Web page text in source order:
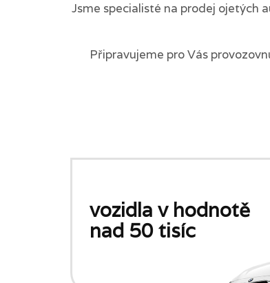
Jsme specialisté na prodej ojetých
Připravujeme pro Vás
vozidla v hodnotě
nad 50 tisíc